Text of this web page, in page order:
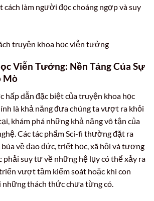
cách làm người đọc choáng ngợp và suy
Viễn Tưởng: Nền Tảng Của Sự
Mò
hấp dẫn đặc biệt của truyện khoa học
là khả năng đưa chúng ta vượt ra khỏi
khám phá những khả năng vô tận của
Các tác phẩm Sci-fi thường đặt ra
về đạo đức, triết học, xã hội và tương
phải suy tư về những hệ lụy có thể xảy ra
vượt tầm kiểm soát hoặc khi con
thách thức chưa từng có.